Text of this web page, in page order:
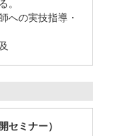
。
への実技指導・
セミナー）